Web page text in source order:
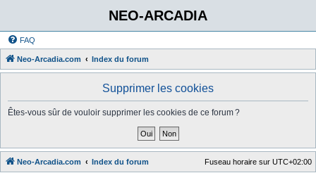
NEO-ARCADIA
FAQ
Neo-Arcadia.com Index du forum
Supprimer les cookies
Êtes-vous sûr de vouloir supprimer les cookies de ce forum ?
Neo-Arcadia.com Index du forum Fuseau horaire sur UTC+02:00